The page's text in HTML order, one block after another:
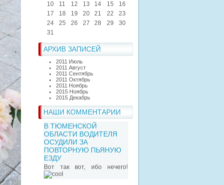
10
11 12 13 14 15
16
17
18 19 20 21 22
23
24
25 26 27 28 29
30
31
АРХИВ ЗАПИСЕЙ
2011 Июль
2011 Август
2011 Сентябрь
2011 Октябрь
2011 Ноябрь
2015 Ноябрь
2015 Декабрь
НАШИ КОММЕНТАРИИ
В ТЮМЕНСКОЙ
ОБЛАСТИ ВОДИТЕЛЯ
ОСУДИЛИ ЗА
ПОВТОРНУЮ ПЬЯНУЮ
ЕЗДУ
Вот так вот, ибо нечего!